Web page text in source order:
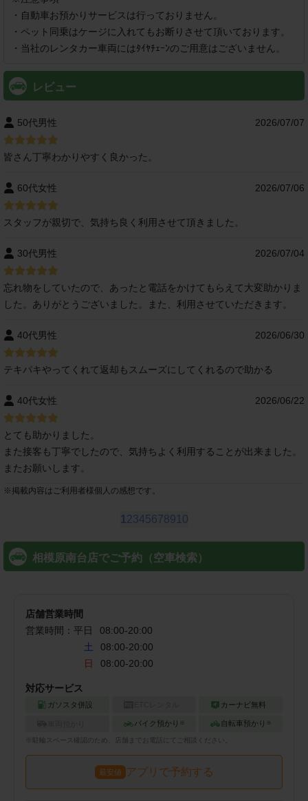
・自動車お預かりサービスは行っておりません。
・ペット同乗はケージに入れてもお断りさせて頂いております。
・当社のレンタカー車両にはﾀｲﾔﾁｪｰﾝのご用意はございません。
レビュー
50代男性 2026/07/07
皆さん丁寧わかりやすく良かった。
60代女性 2026/07/06
スタッフが親切で、気持ち良く利用させて頂きました。
30代男性 2026/07/04
忘れ物をしていたので、あったと電話をかけてもらえて大変助かりま
した。ありがとうございました。また、利用させていただきます。
40代男性 2026/06/30
テキパキやってくれて返却もスムーズにしてくれるので助かる
40代女性 2026/06/22
とても助かりました。
また接客も丁寧でしたので、気持ちよく利用することが出来ました。
またお願いします。
※ 掲載内容はご利用者様個人の感想です。
1 2345678910
相模原南台店でご予約（空車検索）
店舗営業時間
営業時間： 平日 08:00-20:00
土
08:00-20:00
日
08:00-20:00
対応サービス
ガソスタ併設 カーナビ無料
バイク預かり ※ 自転車預かり ※
※ スペース確認のため、店舗までお電話にてご相談ください。
最安値 アプリで予約する